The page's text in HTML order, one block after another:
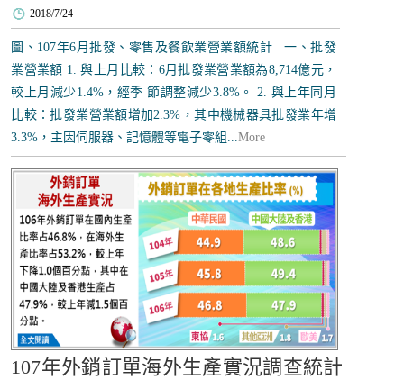
2018/7/24
圖、107年6月批發、零售及餐飲業營業額統計 一、批發
業營業額 1. 與上月比較：6月批發業營業額為8,714億元，
較上月減少1.4%，經季 節調整減少3.8%。 2. 與上年同月
比較：批發業營業額增加2.3%，其中機械器具批發業年增
3.3%，主因伺服器、記憶體等電子零組...More
107年外銷訂單海外生產實況調查統計